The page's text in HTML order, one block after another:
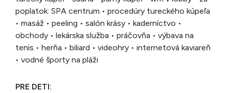
poplatok: SPA centrum • procedúry tureckého kúpeľa
• masáž • peeling • salón krásy • kaderníctvo •
obchody • lekárska služba • práčovňa • výbava na
tenis • herňa • biliard • videohry • internetová kaviareň
• vodné športy na pláži
PRE DETI: